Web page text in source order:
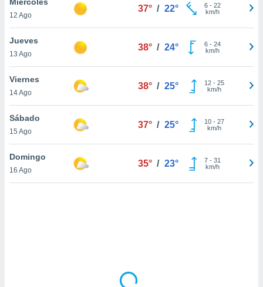
aceptar
de
sitio
En
sean
el sitio
ni para
o
12 Ago
37° / 22° 6- 22
km/h
Jueves
13 Ago
38° / 24° 6- 24
km/h
Viernes
14 Ago
38° / 25° 12- 25
km/h
Sábado
15 Ago
37° / 25° 10- 27
km/h
Domingo
16 Ago
35° / 23° 7- 31
km/h